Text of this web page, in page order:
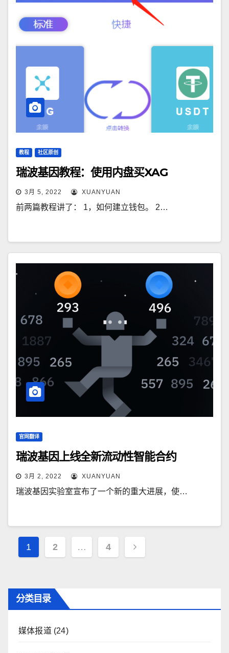
教程 社区原创
瑞波基因教程：使用内盘买XAG
3月 5, 2022 XUANYUAN
前两篇教程讲了： 1，如何建立钱包。 2…
官网翻译
瑞波基因上线全新流动性智能合约
3月 2, 2022 XUANYUAN
瑞波基因实验室宣布了一个新的重大进展，使…
文
章
航
1 2 … 4
分类目录
媒体报道(24)